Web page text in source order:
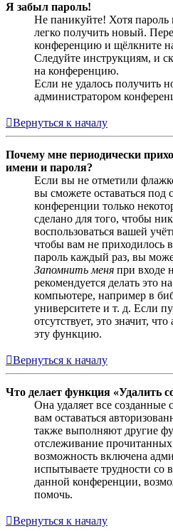
Я забыл пароль!
Не паникуйте! Хотя пароль
легко получить новый.
конференцию и щёлкните
Следуйте инструкциям, и
на конференцию.
Если не удалось получить
администратором
Вернуться к началу
Почему мне периодически
имени и пароля?
Если вы не отметили
вы сможете оставаться под
конференции только
сделано для того, чтобы
воспользоваться вашей
чтобы вам не приходилось
пароль каждый раз, вы
Запомнить меня при входе
рекомендуется делать это
компьютере, например в
университете и т. д. Если
отсутствует, это значит,
эту функцию.
Вернуться к началу
Что делает функция «Удалить
Она удаляет все созданные
вам оставаться
также выполняют другие
отслеживание
возможность включена
испытываете трудности со
данной конференции,
помочь.
Вернуться к началу